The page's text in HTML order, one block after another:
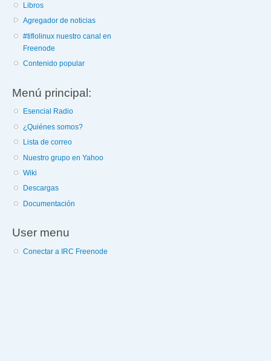
Libros
Agregador de noticias
#tiflolinux nuestro canal en
Freenode
Contenido popular
Menú principal:
Esencial Radio
¿Quiénes somos?
Lista de correo
Nuestro grupo en Yahoo
Wiki
Descargas
Documentación
User menu
Conectar a IRC Freenode